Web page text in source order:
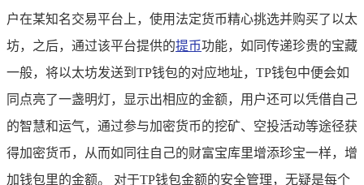
户在某知名交易平台上，使用法定货币精心挑选并购买了以太
坊，之后，通过该平台提供的提币功能，如同传递珍贵的宝藏
一般，将以太坊发送到TP钱包的对应地址，TP钱包中便会如
同点亮了一盏明灯，显示出相应的金额，用户还可以凭借自己
的智慧和运气，通过参与加密货币的挖矿、空投活动等途径获
得加密货币，从而如同往自己的财富宝库里增添珍宝一样，增
加钱包里的金额。 对于TP钱包金额的安全管理，无疑是每个